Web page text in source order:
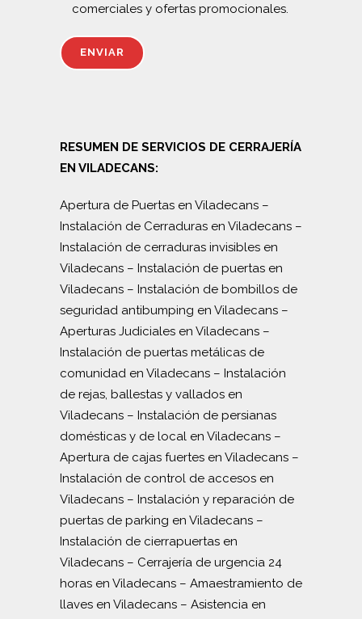
comerciales y ofertas promocionales.
RESUMEN DE SERVICIOS DE CERRAJERÍA
EN VILADECANS:
Apertura de Puertas en Viladecans –
Instalación de Cerraduras en Viladecans –
Instalación de cerraduras invisibles en
Viladecans – Instalación de puertas en
Viladecans – Instalación de bombillos de
seguridad antibumping en Viladecans –
Aperturas Judiciales en Viladecans –
Instalación de puertas metálicas de
comunidad en Viladecans – Instalación
de rejas, ballestas y vallados en
Viladecans – Instalación de persianas
domésticas y de local en Viladecans –
Apertura de cajas fuertes en Viladecans –
Instalación de control de accesos en
Viladecans – Instalación y reparación de
puertas de parking en Viladecans –
Instalación de cierrapuertas en
Viladecans – Cerrajería de urgencia 24
horas en Viladecans – Amaestramiento de
llaves en Viladecans – Asistencia en